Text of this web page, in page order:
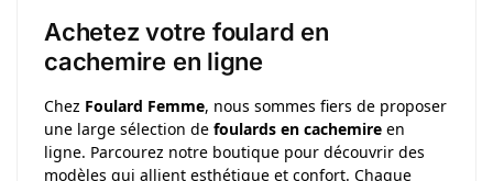
Achetez votre foulard en
cachemire en ligne
Chez Foulard Femme, nous sommes fiers de proposer
une large sélection de foulards en cachemire en
ligne. Parcourez notre boutique pour découvrir des
modèles qui allient esthétique et confort. Chaque